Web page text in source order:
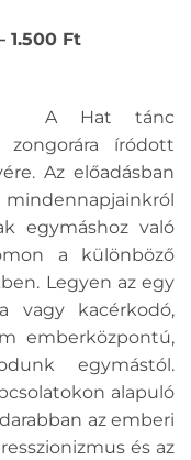
1.500 Ft
A Hat tánc
zongorára íródott
Az előadásban
egymáshoz való
a különböző
Legyen az egy
vagy kacérkodó,
emberközpontú,
egymástól.
alapuló
az emberi
és az